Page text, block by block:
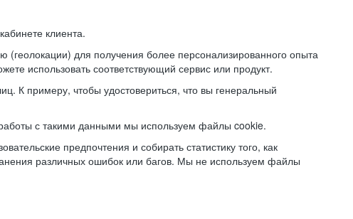
клиента.
для получения более персонализированного опыта
использовать соответствующий сервис или продукт.
К примеру, чтобы удостовериться, что вы генеральный
с такими данными мы используем файлы cookie.
предпочтения и собирать статистику того, как
различных ошибок или багов. Мы не используем файлы